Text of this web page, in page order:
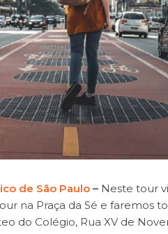
de São Paulo– Neste tour
na Praça da Sé e faremos
do Colégio, Rua XV de